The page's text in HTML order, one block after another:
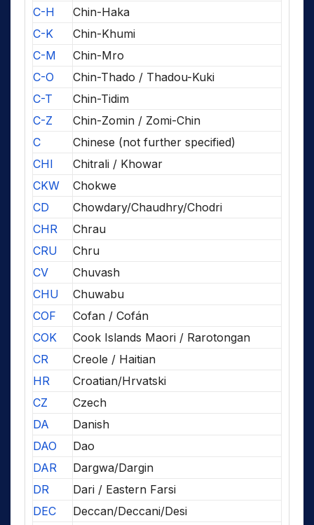
C-H
Chin-Haka
C-K
Chin-Khumi
C-M
Chin-Mro
C-O
Chin-Thado / Thadou-Kuki
C-T
Chin-Tidim
C-Z
Chin-Zomin / Zomi-Chin
C
Chinese (not further specified)
CHI
Chitrali / Khowar
CKW
Chokwe
CD
Chowdary/Chaudhry/Chodri
CHR
Chrau
CRU
Chru
CV
Chuvash
CHU
Chuwabu
COF
Cofan / Cofán
COK
Cook Islands Maori / Rarotongan
CR
Creole / Haitian
HR
Croatian/Hrvatski
CZ
Czech
DA
Danish
DAO
Dao
DAR
Dargwa/Dargin
DR
Dari / Eastern Farsi
DEC
Deccan/Deccani/Desi